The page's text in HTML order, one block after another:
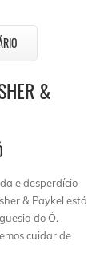
&
e desperdício
& Paykel está
do Ó.
cuidar de